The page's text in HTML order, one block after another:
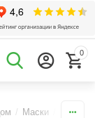
0
/ Маски